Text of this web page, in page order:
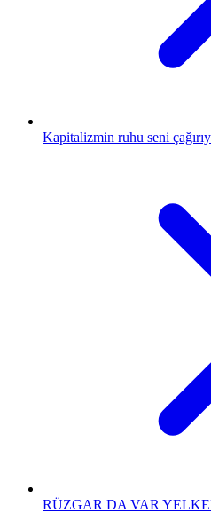
Kapitalizmin ruhu seni
RÜZGAR DA VAR